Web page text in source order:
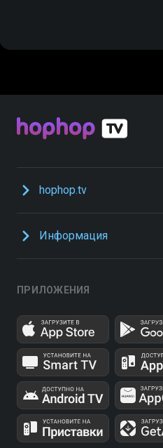
hophop.tv
Информация
ПРИЛОЖЕНИЯ